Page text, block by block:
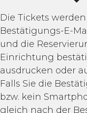
Die Tickets
Bestätigungs-E-
und die
Einrichtung
ausdrucken oder
Falls Sie die
bzw. kein
gleich nach der